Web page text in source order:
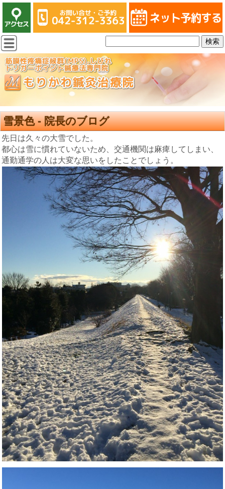
雪景色 - 院長のブログ
先日は久々の大雪でした。
都心は雪に慣れていないため、交通機関は麻痺してしまい、
通勤通学の人は大変な思いをしたことでしょう。